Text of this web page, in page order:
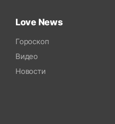
Love News
Гороскоп
Видео
Новости